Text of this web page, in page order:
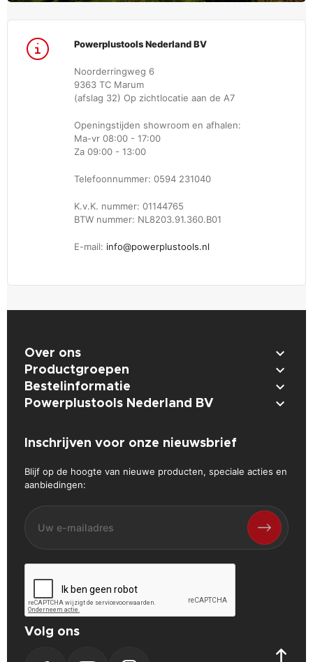
Powerplustools Nederland BV
Noorderringweg 6
9363 TC Marum
(afslag 32) Op zichtlocatie aan de A7
Openingstijden showroom en afhalen:
Ma-vr 08:00 - 17:00
Za 09:00 - 13:00
Telefoonnummer: 0594 231040
K.v.K. nummer: 01144765
BTW nummer: NL8203.91.360.B01
E-mail: info@powerplustools.nl
Over ons 
Productgroepen 
Bestelinformatie 
Powerplustools Nederland BV 
Inschrijven voor onze nieuwsbrief
Blijf op de hoogte van nieuwe producten, speciale acties en
aanbiedingen:
Volg ons